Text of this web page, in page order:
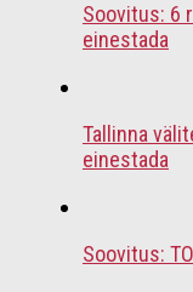
Soovitus: 6
einestada
Tallinna
einestada
Soovitus: